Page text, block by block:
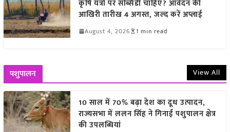
कृषि यंत्रों पर सब्सिडी चाहिए? आवेदन की
आखिरी तारीख 4 अगस्त, जल्द करें अप्लाई
August 4, 2026 1 min read
पशुपालन View All
10 साल में 70% बढ़ा देश का दूध उत्पादन,
राज्यसभा में ललन सिंह ने गिनाईं पशुपालन क्षेत्र
की उपलब्धियां